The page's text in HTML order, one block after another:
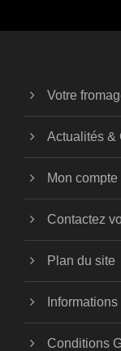
Votre
Actualités &
Mon compte
Contactez
Plan du site
Conditions